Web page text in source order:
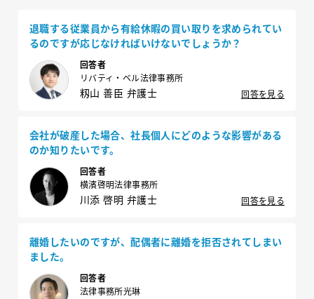
退職する従業員から有給休暇の買い取りを求められてい
るのですが応じなければいけないでしょうか？
回答者
リバティ・ベル法律事務所
籾山 善臣 弁護士 回答を見る
会社が破産した場合、社長個人にどのような影響がある
のか知りたいです。
回答者
横濱啓明法律事務所
川添 啓明 弁護士 回答を見る
離婚したいのですが、配偶者に離婚を拒否されてしまい
ました。
回答者
法律事務所光琳